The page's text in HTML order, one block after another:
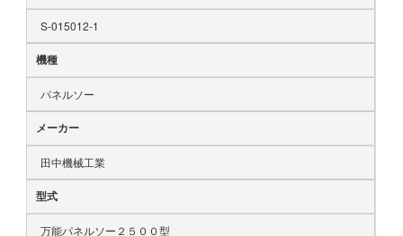
S-015012-1
機種
パネルソー
メーカー
田中機械工業
型式
万能パネルソー２５００型